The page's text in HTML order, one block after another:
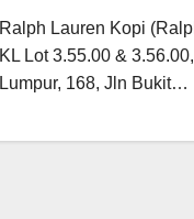
Ralph Lauren Kopi
KL Lot 3.55.00 &
Lumpur, 168, Jln Bukit…